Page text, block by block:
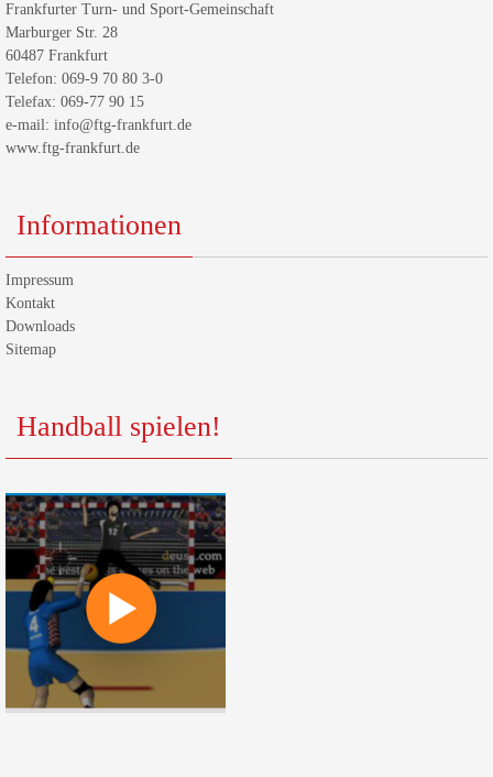
Frankfurter Turn- und Sport-Gemeinschaft
Marburger Str. 28
60487 Frankfurt
Telefon: 069-9 70 80 3-0
Telefax: 069-77 90 15
e-mail: info@ftg-frankfurt.de
www.ftg-frankfurt.de
Informationen
Impressum
Kontakt
Downloads
Sitemap
Handball spielen!